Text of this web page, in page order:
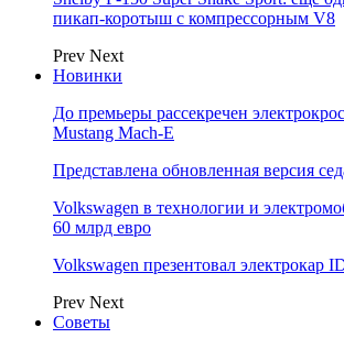
пикап-коротыш с компрессорным V8
Prev Next
Новинки
До премьеры рассекречен
Mustang Mach-E
Представлена обновленная версия
Volkswagen в технологии и
60 млрд евро
Volkswagen презентовал электрокар
Prev Next
Советы